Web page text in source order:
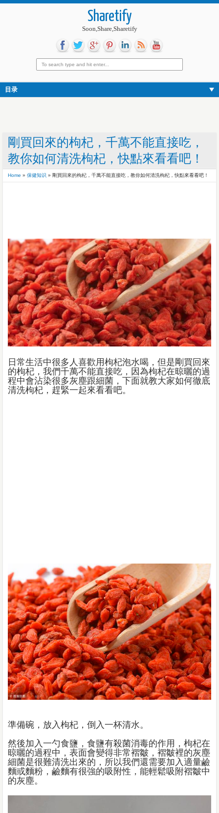
Sharetify
Soon,Share,Sharetify
目录
剛買回來的枸杞，千萬不能直接吃，
教你如何清洗枸杞，快點來看看吧！
Home » 保健知识 » 剛買回來的枸杞，千萬不能直接吃，教你如何清洗枸杞，快點來看看吧！
日常生活中很多人喜歡用枸杞泡水喝，但是剛買回來
的枸杞，我們千萬不能直接吃，因為枸杞在晾曬的過
程中會沾染很多灰塵跟細菌，下面就教大家如何徹底
清洗枸杞，趕緊一起來看看吧。
準備碗，放入枸杞，倒入一杯清水。
然後加入一勺食鹽，食鹽有殺菌消毒的作用，枸杞在
晾曬的過程中，表面會變得非常褶皺，褶皺裡的灰塵
細菌是很難清洗出來的，所以我們還需要加入適量鹼
麵或麵粉，鹼麵有很強的吸附性，能輕鬆吸附褶皺中
的灰塵。